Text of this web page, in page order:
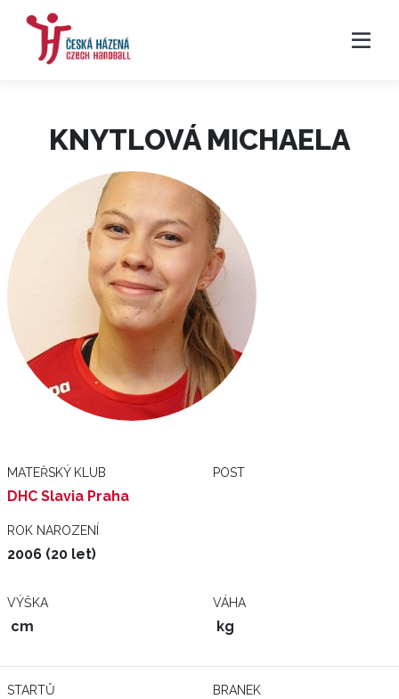
KNYTLOVÁ MICHAELA
MATEŘSKÝ KLUB
DHC Slavia Praha
POST
ROK NAROZENÍ
2006 (20 let)
VÝŠKA
cm
VÁHA
kg
STARTŮ BRANEK